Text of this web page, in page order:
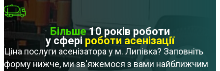
Більше10 років роботи
у сфері роботи асенізації
Ціна послуги асенізатора у м. Липівка? Заповніть
форму нижче, ми зв'яжемося з вами найближчим